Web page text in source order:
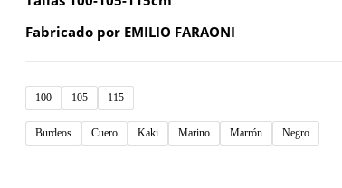
Fabricado por EMILIO FARAONI
100 105 115
Burdeos Cuero Kaki Marino Marrón Negro